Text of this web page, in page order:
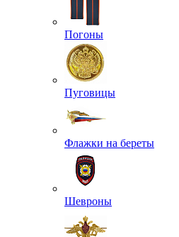
Погоны
Пуговицы
Флажки на береты
Шевроны